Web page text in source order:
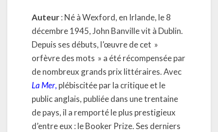
Auteur: Né à Wexford, en Irlande, le 8
décembre 1945, John Banville vit à Dublin.
Depuis ses débuts, l’œuvre de cet »
orfèvre des mots » a été récompensée par
de nombreux grands prix littéraires. Avec
La Mer, plébiscitée par la critique et le
public anglais, publiée dans une trentaine
de pays, il a remporté le plus prestigieux
d’entre eux : le Booker Prize. Ses derniers